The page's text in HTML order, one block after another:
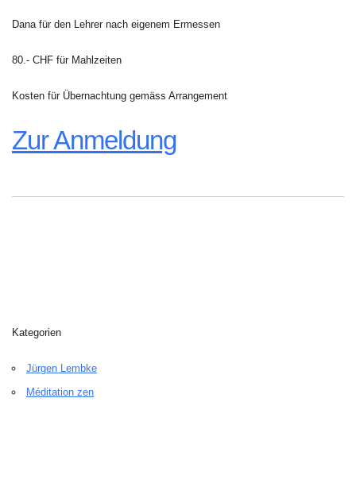
Dana für den Lehrer nach eigenem Ermessen
80.- CHF für Mahlzeiten
Kosten für Übernachtung gemäss Arrangement
Zur Anmeldung
Kategorien
Jürgen Lembke
Méditation zen